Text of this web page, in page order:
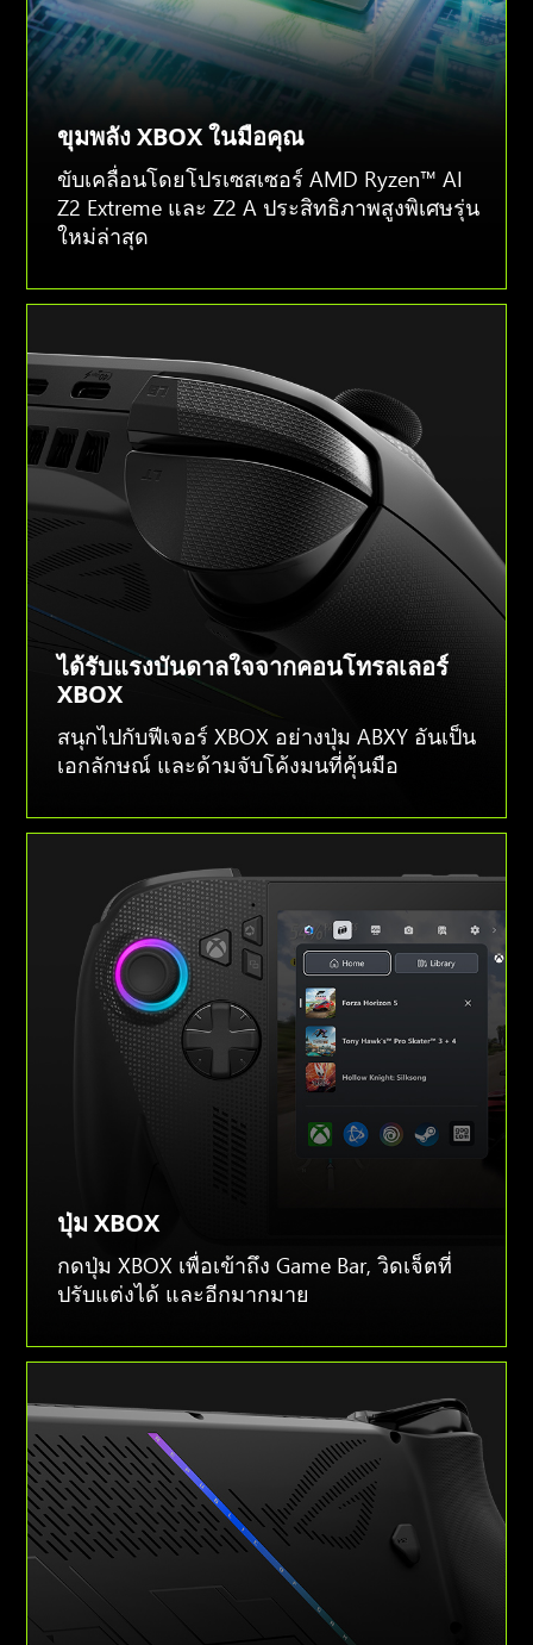
Extreme
ขุมพลัง XBOX ในมือคุณ
ขับเคลื่อนโดยโปรเซสเซอร์ AMD Ryzen™ AI
Z2 Extreme และ Z2 A ประสิทธิภาพสูงพิเศษรุ่น
ใหม่ล่าสุด
ได้รับแรงบันดาลใจจากคอนโทรลเลอร์
XBOX
สนุกไปกับฟีเจอร์ XBOX อย่างปุ่ม ABXY อันเป็น
เอกลักษณ์ และด้ามจับโค้งมนที่คุ้นมือ
ปุ่ม XBOX
กดปุ่ม XBOX เพื่อเข้าถึง Game Bar, วิดเจ็ตที่
ปรับแต่งได้ และอีกมากมาย